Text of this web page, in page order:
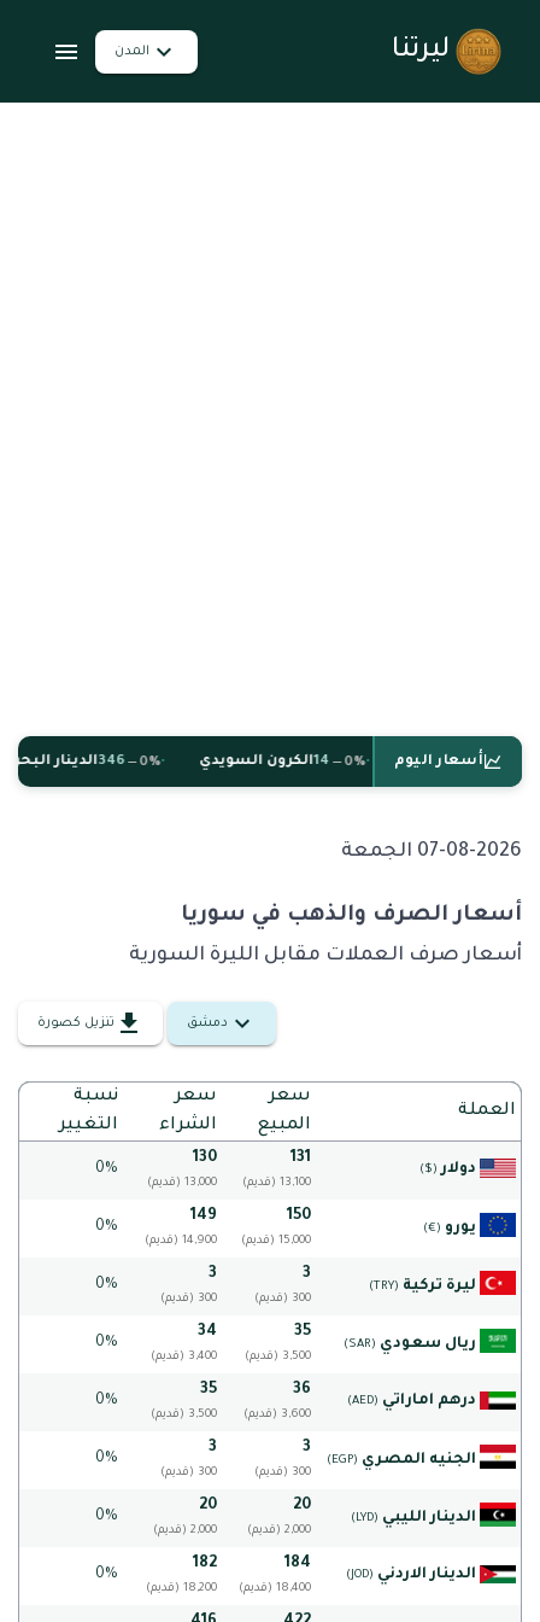
ليرتنا المدن
أسعار اليوم الدينار البحريني346 0% الكرون السويدي14 0% الدولار الكندي
أسعار الصرف والذهب في سوريا
أسعار صرف العملات مقابل الليرة السورية
دمشق تنزيل كصورة
07-08-2026 الجمعة
العملة
سعر
المبيع
سعر
الشراء
نسبة
التغيير
دولار ($)
131
(قديم) 13,100
130
(قديم) 13,000
0%
يورو (€)
150
(قديم) 15,000
149
(قديم) 14,900
0%
ليرة تركية (TRY)
3
(قديم) 300
3
(قديم) 300
0%
ريال سعودي (SAR)
35
(قديم) 3,500
34
(قديم) 3,400
0%
درهم اماراتي (AED)
36
(قديم) 3,600
35
(قديم) 3,500
0%
الجنيه المصري (EGP)
3
(قديم) 300
3
(قديم) 300
0%
الدينار الليبي (LYD)
20
(قديم) 2,000
20
(قديم) 2,000
0%
الدينار الاردني (JOD)
184
(قديم) 18,400
182
(قديم) 18,200
0%